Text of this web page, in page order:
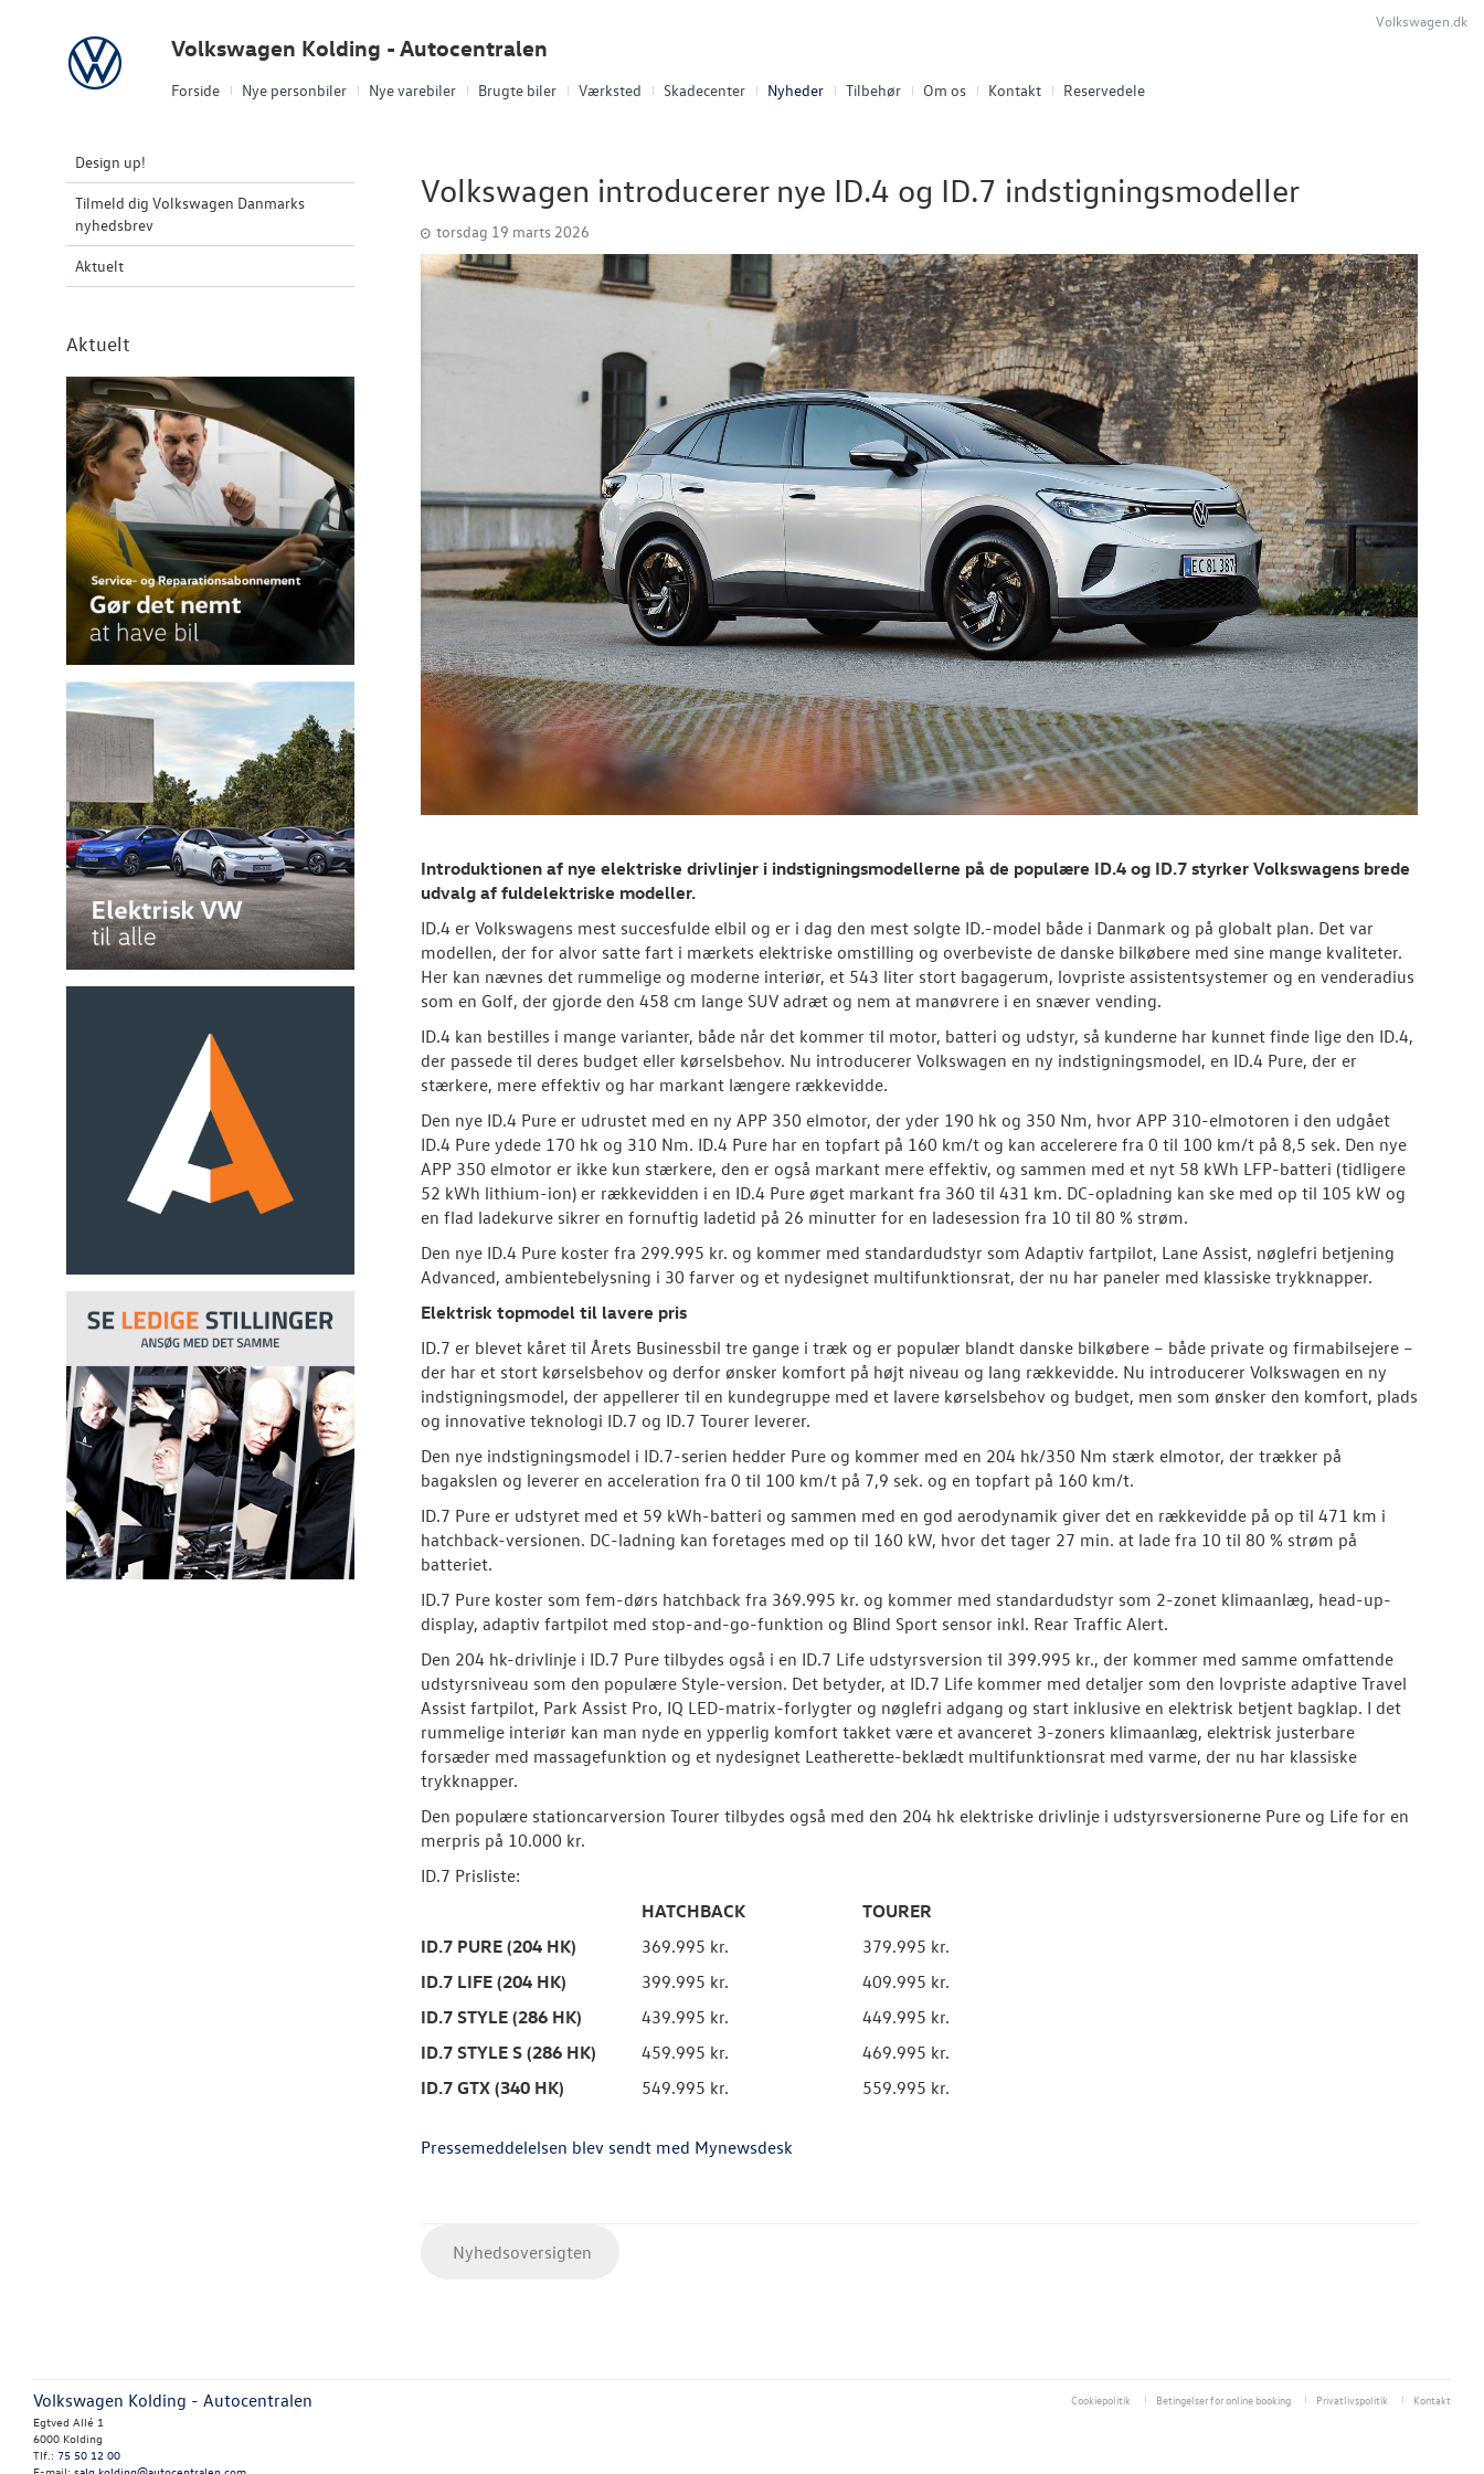
Forside Nye personbiler Nye varebiler Brugte biler Værksted Skadecenter Nyheder Tilbehør Om os Kontakt Reservedele
Volkswagen Volkswagen Kolding - Autocentralen
Volkswagen.dk
Design up!
Tilmeld dig Volkswagen Danmarks
nyhedsbrev
Aktuelt
Aktuelt
Volkswagen introducerer nye ID.4 og ID.7 indstigningsmodeller
torsdag 19 marts 2026
Introduktionen af nye elektriske drivlinjer i indstigningsmodellerne på de populære ID.4 og ID.7 styrker Volkswagens brede
udvalg af fuldelektriske modeller.
ID.4 er Volkswagens mest succesfulde elbil og er i dag den mest solgte ID.-model både i Danmark og på globalt plan. Det var
modellen, der for alvor satte fart i mærkets elektriske omstilling og overbeviste de danske bilkøbere med sine mange kvaliteter.
Her kan nævnes det rummelige og moderne interiør, et 543 liter stort bagagerum, lovpriste assistentsystemer og en venderadius
som en Golf, der gjorde den 458 cm lange SUV adræt og nem at manøvrere i en snæver vending.
ID.4 kan bestilles i mange varianter, både når det kommer til motor, batteri og udstyr, så kunderne har kunnet finde lige den ID.4,
der passede til deres budget eller kørselsbehov. Nu introducerer Volkswagen en ny indstigningsmodel, en ID.4 Pure, der er
stærkere, mere effektiv og har markant længere rækkevidde.
Den nye ID.4 Pure er udrustet med en ny APP 350 elmotor, der yder 190 hk og 350 Nm, hvor APP 310-elmotoren i den udgået
ID.4 Pure ydede 170 hk og 310 Nm. ID.4 Pure har en topfart på 160 km/t og kan accelerere fra 0 til 100 km/t på 8,5 sek. Den nye
APP 350 elmotor er ikke kun stærkere, den er også markant mere effektiv, og sammen med et nyt 58 kWh LFP-batteri (tidligere
52 kWh lithium-ion) er rækkevidden i en ID.4 Pure øget markant fra 360 til 431 km. DC-opladning kan ske med op til 105 kW og
en flad ladekurve sikrer en fornuftig ladetid på 26 minutter for en ladesession fra 10 til 80 % strøm.
Den nye ID.4 Pure koster fra 299.995 kr. og kommer med standardudstyr som Adaptiv fartpilot, Lane Assist, nøglefri betjening
Advanced, ambientebelysning i 30 farver og et nydesignet multifunktionsrat, der nu har paneler med klassiske trykknapper.
Elektrisk topmodel til lavere pris
ID.7 er blevet kåret til Årets Businessbil tre gange i træk og er populær blandt danske bilkøbere – både private og firmabilsejere –
der har et stort kørselsbehov og derfor ønsker komfort på højt niveau og lang rækkevidde. Nu introducerer Volkswagen en ny
indstigningsmodel, der appellerer til en kundegruppe med et lavere kørselsbehov og budget, men som ønsker den komfort, plads
og innovative teknologi ID.7 og ID.7 Tourer leverer.
Den nye indstigningsmodel i ID.7-serien hedder Pure og kommer med en 204 hk/350 Nm stærk elmotor, der trækker på
bagakslen og leverer en acceleration fra 0 til 100 km/t på 7,9 sek. og en topfart på 160 km/t.
ID.7 Pure er udstyret med et 59 kWh-batteri og sammen med en god aerodynamik giver det en rækkevidde på op til 471 km i
hatchback-versionen. DC-ladning kan foretages med op til 160 kW, hvor det tager 27 min. at lade fra 10 til 80 % strøm på
batteriet.
ID.7 Pure koster som fem-dørs hatchback fra 369.995 kr. og kommer med standardudstyr som 2-zonet klimaanlæg, head-up-
display, adaptiv fartpilot med stop-and-go-funktion og Blind Sport sensor inkl. Rear Traffic Alert.
Den 204 hk-drivlinje i ID.7 Pure tilbydes også i en ID.7 Life udstyrsversion til 399.995 kr., der kommer med samme omfattende
udstyrsniveau som den populære Style-version. Det betyder, at ID.7 Life kommer med detaljer som den lovpriste adaptive Travel
Assist fartpilot, Park Assist Pro, IQ LED-matrix-forlygter og nøglefri adgang og start inklusive en elektrisk betjent bagklap. I det
rummelige interiør kan man nyde en ypperlig komfort takket være et avanceret 3-zoners klimaanlæg, elektrisk justerbare
forsæder med massagefunktion og et nydesignet Leatherette-beklædt multifunktionsrat med varme, der nu har klassiske
trykknapper.
Den populære stationcarversion Tourer tilbydes også med den 204 hk elektriske drivlinje i udstyrsversionerne Pure og Life for en
merpris på 10.000 kr.
ID.7 Prisliste:
HATCHBACK
TOURER
ID.7 PURE (204 HK)
369.995 kr.
379.995 kr.
ID.7 LIFE (204 HK)
399.995 kr.
409.995 kr.
ID.7 STYLE (286 HK)
439.995 kr.
449.995 kr.
ID.7 STYLE S (286 HK)
459.995 kr.
469.995 kr.
ID.7 GTX (340 HK)
549.995 kr. 559.995 kr.
Pressemeddelelsen blev sendt med Mynewsdesk
Nyhedsoversigten
Volkswagen Kolding - Autocentralen
Egtved Allé 1
6000 Kolding
Tlf.: 75 50 12 00
Cookiepolitik Betingelser for online booking Privatlivspolitik Kontakt